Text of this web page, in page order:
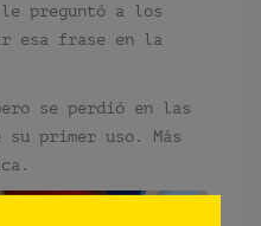
preguntó a los
esa frase en la
se perdió en las
primer uso. Más